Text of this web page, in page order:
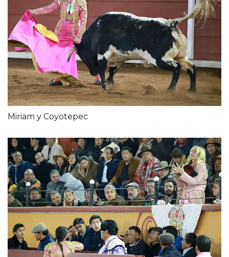
Miriam y Coyotepec